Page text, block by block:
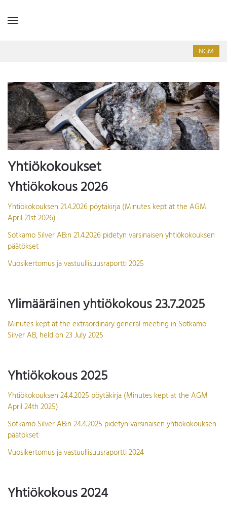
NGM
Yhtiökokoukset
Yhtiökokous 2026
Yhtiökokouksen 21.4.2026 pöytäkirja (Minutes kept at the AGM
April 21st 2026)
Sotkamo Silver AB:n 21.4.2026 pidetyn varsinaisen yhtiökokouksen
päätökset
Vuosikertomus ja vastuullisuusraportti 2025
Ylimääräinen yhtiökokous 23.7.2025
Minutes kept at the extraordinary general meeting in Sotkamo
Silver AB, held on 23 July 2025
Yhtiökokous 2025
Yhtiökokouksen 24.4.2025 pöytäkirja (Minutes kept at the AGM
April 24th 2025)
Sotkamo Silver AB:n 24.4.2025 pidetyn varsinaisen yhtiökokouksen
päätökset
Vuosikertomus ja vastuullisuusraportti 2024
Yhtiökokous 2024